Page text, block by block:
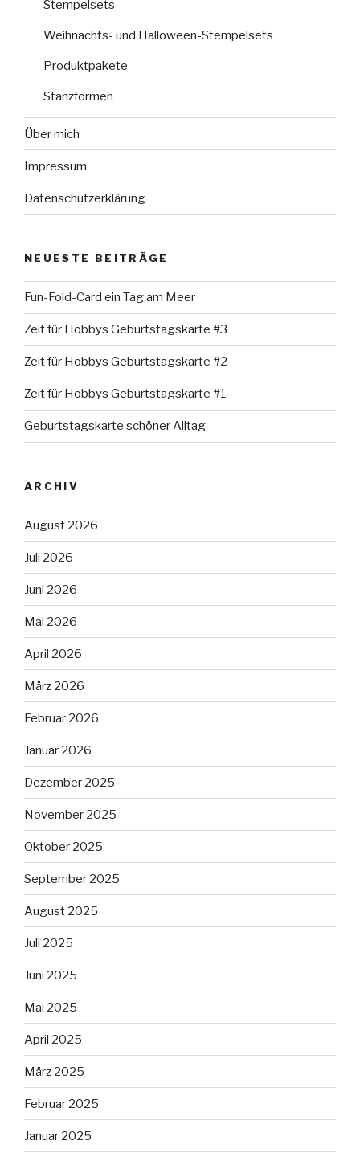
Stempelsets
Weihnachts- und Halloween-Stempelsets
Produktpakete
Stanzformen
Über mich
Impressum
Datenschutzerklärung
NEUESTE BEITRÄGE
Fun-Fold-Card ein Tag am Meer
Zeit für Hobbys Geburtstagskarte #3
Zeit für Hobbys Geburtstagskarte #2
Zeit für Hobbys Geburtstagskarte #1
Geburtstagskarte schöner Alltag
ARCHIV
August 2026
Juli 2026
Juni 2026
Mai 2026
April 2026
März 2026
Februar 2026
Januar 2026
Dezember 2025
November 2025
Oktober 2025
September 2025
August 2025
Juli 2025
Juni 2025
Mai 2025
April 2025
März 2025
Februar 2025
Januar 2025